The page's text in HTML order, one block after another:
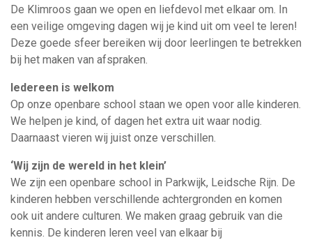
De Klimroos gaan we open en liefdevol met elkaar om. In
een veilige omgeving dagen wij je kind uit om veel te leren!
Deze goede sfeer bereiken wij door leerlingen te betrekken
bij het maken van afspraken.
Iedereen is welkom
Op onze openbare school staan we open voor alle kinderen.
We helpen je kind, of dagen het extra uit waar nodig.
Daarnaast vieren wij juist onze verschillen.
‘Wij zijn de wereld in het klein’
We zijn een openbare school in Parkwijk, Leidsche Rijn. De
kinderen hebben verschillende achtergronden en komen
ook uit andere culturen. We maken graag gebruik van die
kennis. De kinderen leren veel van elkaar bij